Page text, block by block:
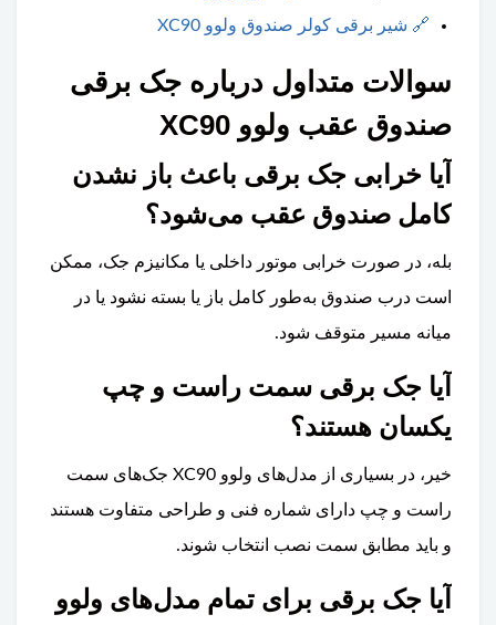
🔗 شیر برقی کولر صندوق ولوو XC90
سوالات متداول درباره جک برقی
صندوق عقب ولوو XC90
آیا خرابی جک برقی باعث باز نشدن
کامل صندوق عقب می‌شود؟
بله، در صورت خرابی موتور داخلی یا مکانیزم جک، ممکن
است درب صندوق به‌طور کامل باز یا بسته نشود یا در
میانه مسیر متوقف شود.
آیا جک برقی سمت راست و چپ
یکسان هستند؟
خیر، در بسیاری از مدل‌های ولوو XC90 جک‌های سمت
راست و چپ دارای شماره فنی و طراحی متفاوت هستند
و باید مطابق سمت نصب انتخاب شوند.
آیا جک برقی برای تمام مدل‌های ولوو